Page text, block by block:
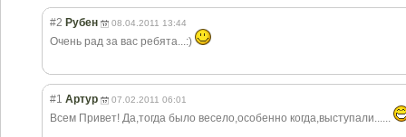
#2 Рубен 08.04.2011 13:44
Очень рад за вас ребята...:)
#1 Артур 07.02.2011 06:01
Всем Привет! Да,тогда было весело,особенно когда,выступали......